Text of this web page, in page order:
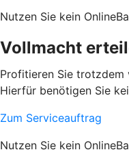
Nutzen Sie kein
Vollmacht
Profitieren Sie trotzdem
Hierfür benötigen Sie
Zum Serviceauftrag
Nutzen Sie kein